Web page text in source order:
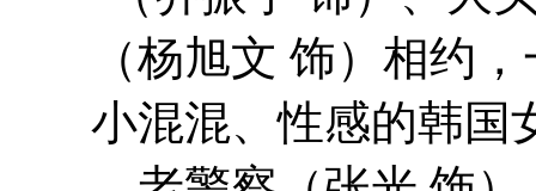
（杨旭文 饰）相约
小混混、性感的韩国